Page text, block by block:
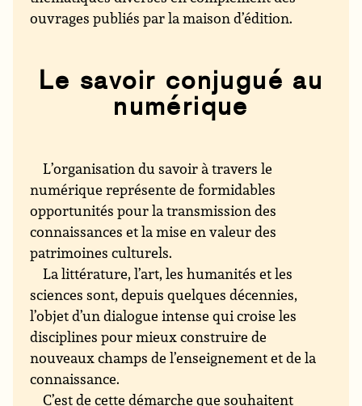
ouvrages publiés par la maison d’édition.
Le savoir conjugué au
numérique
L’organisation du savoir à travers le
numérique représente de formidables
opportunités pour la transmission des
connaissances et la mise en valeur des
patrimoines culturels.
La littérature, l’art, les humanités et les
sciences sont, depuis quelques décennies,
l’objet d’un dialogue intense qui croise les
disciplines pour mieux construire de
nouveaux champs de l’enseignement et de la
connaissance.
C’est de cette démarche que souhaitent